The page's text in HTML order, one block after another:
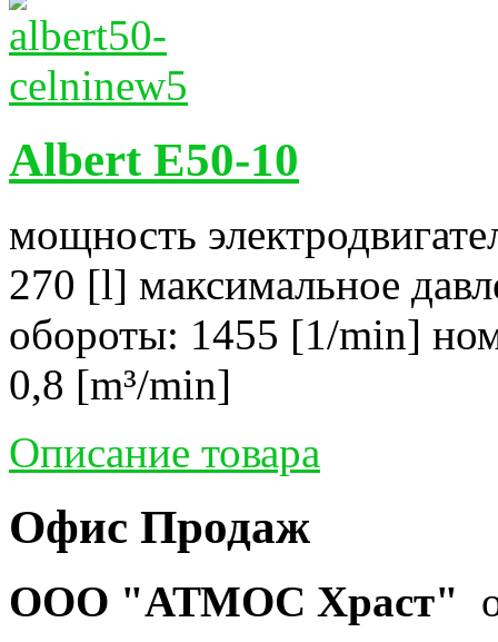
Albert E50-10
мощность
270 [l] максимальное
обороты: 1455 [1/min]
0,8 [m³/min]
Описание товара
Офис Продаж
ООО "АТМОС Храст"